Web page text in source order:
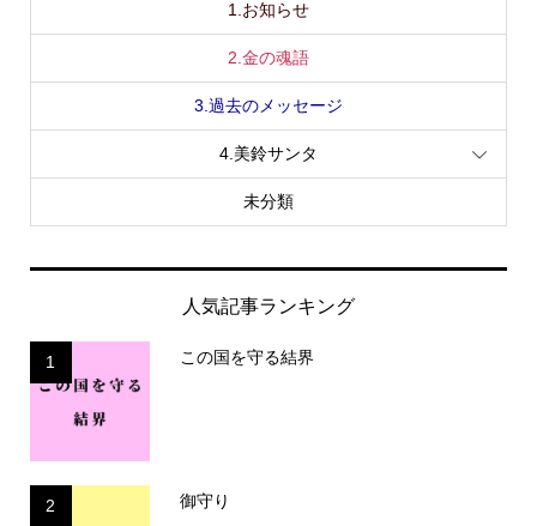
1.お知らせ
2.金の魂語
3.過去のメッセージ
4.美鈴サンタ
未分類
人気記事ランキング
1 この国を守る結界
2 御守り